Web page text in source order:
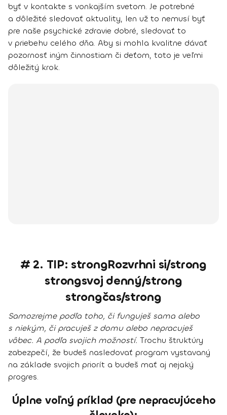
byť v kontakte s vonkajším svetom. Je potrebné
a dôležité sledovať aktuality, len už to nemusí byť
pre naše psychické zdravie dobré, sledovať to
v priebehu celého dňa. Aby si mohla kvalitne dávať
pozornosť iným činnostiam či deťom, toto je veľmi
dôležitý krok.
# 2. TIP: strongRozvrhni si/strong
strongsvoj denný/strong
strongčas/strong
Samozrejme podľa toho, či funguješ sama alebo
s niekým, či pracuješ z domu alebo nepracuješ
vôbec. A podľa svojich možností. Trochu štruktúry
zabezpečí, že budeš nasledovať program vystavaný
na základe svojich priorít a budeš mať aj nejaký
progres.
Úplne voľný príklad (pre nepracujúceho